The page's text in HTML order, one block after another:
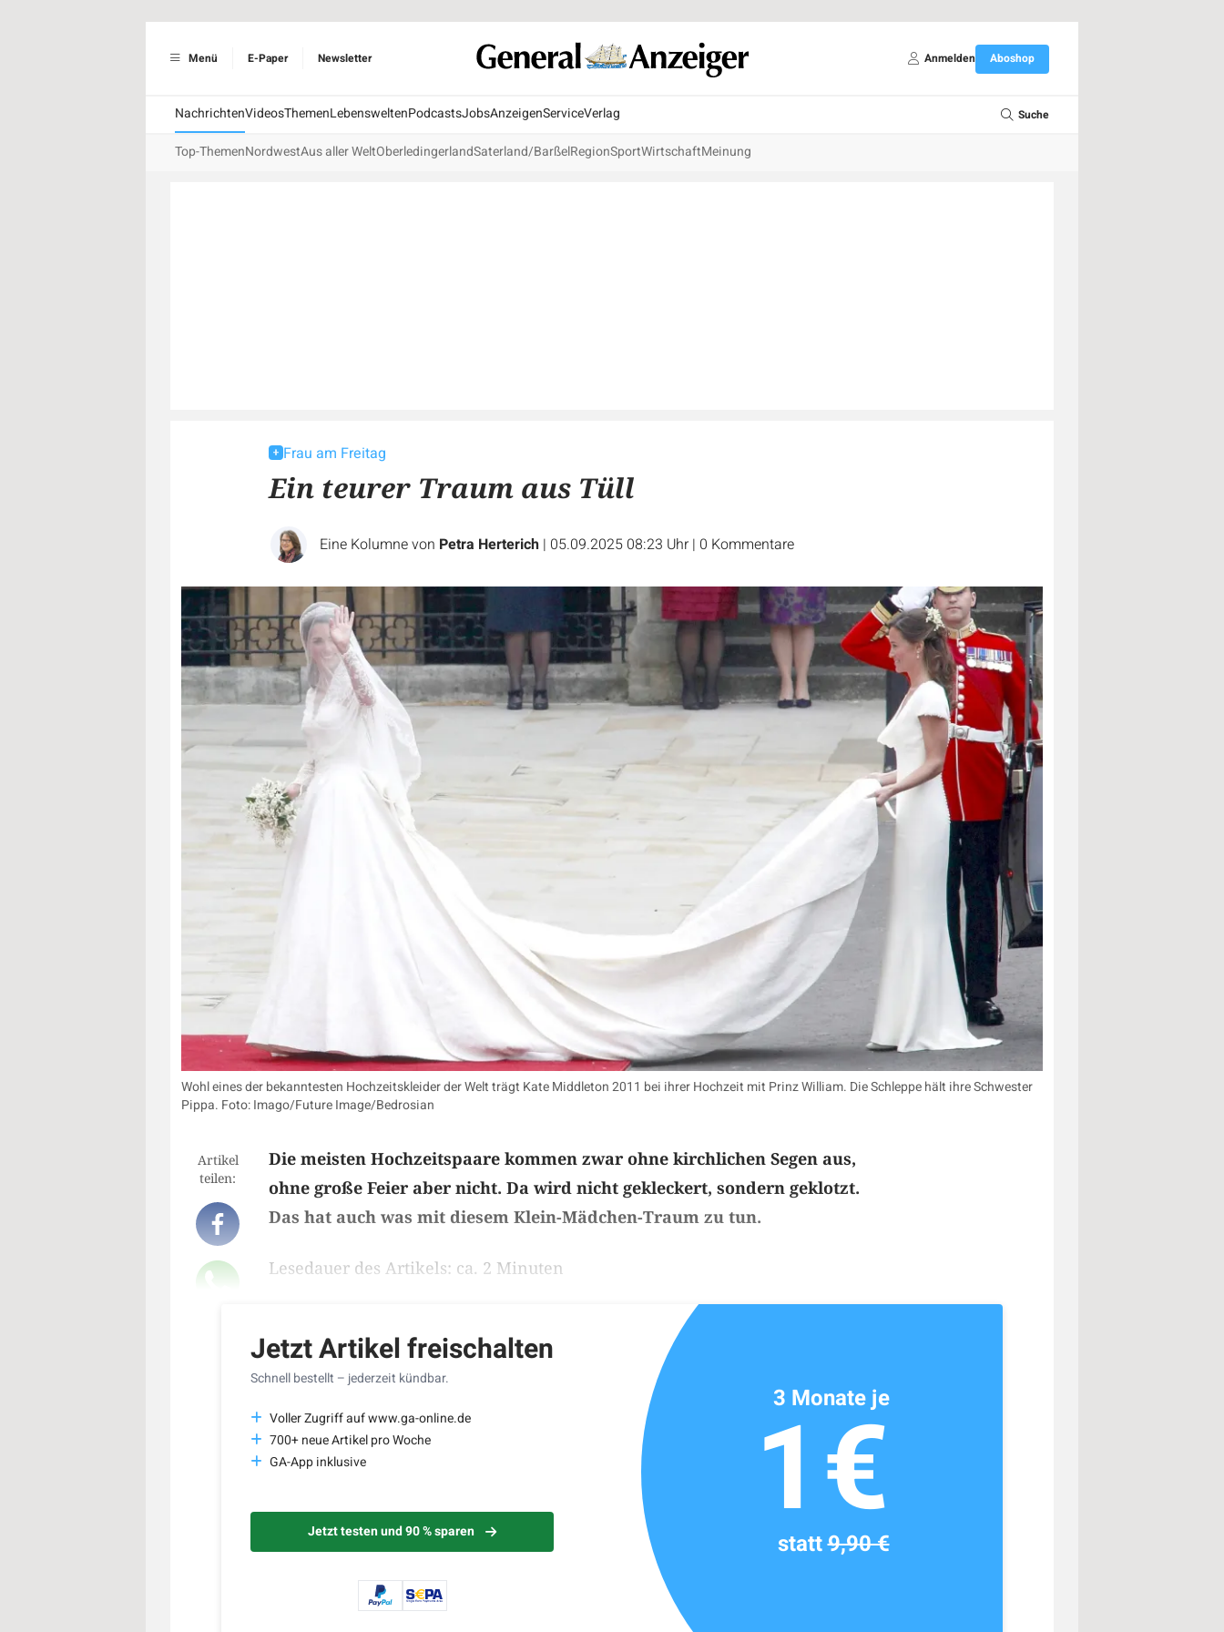
Menü E-Paper Newsletter Anmelden Aboshop
NachrichtenVideosThemenLebensweltenPodcastsJobsAnzeigenServiceVerlag Suche
Top-ThemenNordwestAus aller WeltOberledingerlandSaterland/BarßelRegionSportWirtschaftMeinung
Frau am Freitag
Ein teurer Traum aus Tüll
Eine Kolumne von Petra Herterich | 05.09.2025 08:23 Uhr | 0 Kommentare
Wohl eines der bekanntesten Hochzeitskleider der Welt trägt Kate Middleton 2011 bei ihrer Hochzeit mit Prinz William. Die Schleppe hält ihre Schwester
Pippa. Foto: Imago/Future Image/Bedrosian
Artikel
teilen:
Die meisten Hochzeitspaare kommen zwar ohne kirchlichen Segen aus,
ohne große Feier aber nicht. Da wird nicht gekleckert, sondern geklotzt.
Das hat auch was mit diesem Klein-Mädchen-Traum zu tun.
Lesedauer des Artikels: ca. 2 Minuten
Jetzt Artikel freischalten
Schnell bestellt – jederzeit kündbar.
Voller Zugriff auf www.ga-online.de
700+ neue Artikel pro Woche
GA-App inklusive
Jetzt testen und 90 % sparen
3 Monate je
1€
statt9,90 €